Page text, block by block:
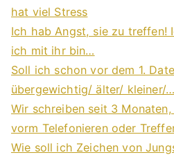
hat viel Stress
Ich hab Angst, sie zu treffen!
ich mit ihr bin…
Soll ich schon vor dem 1.
übergewichtig/ älter/ kleiner/
Wir schreiben seit 3
vorm Telefonieren oder
Wie soll ich Zeichen von